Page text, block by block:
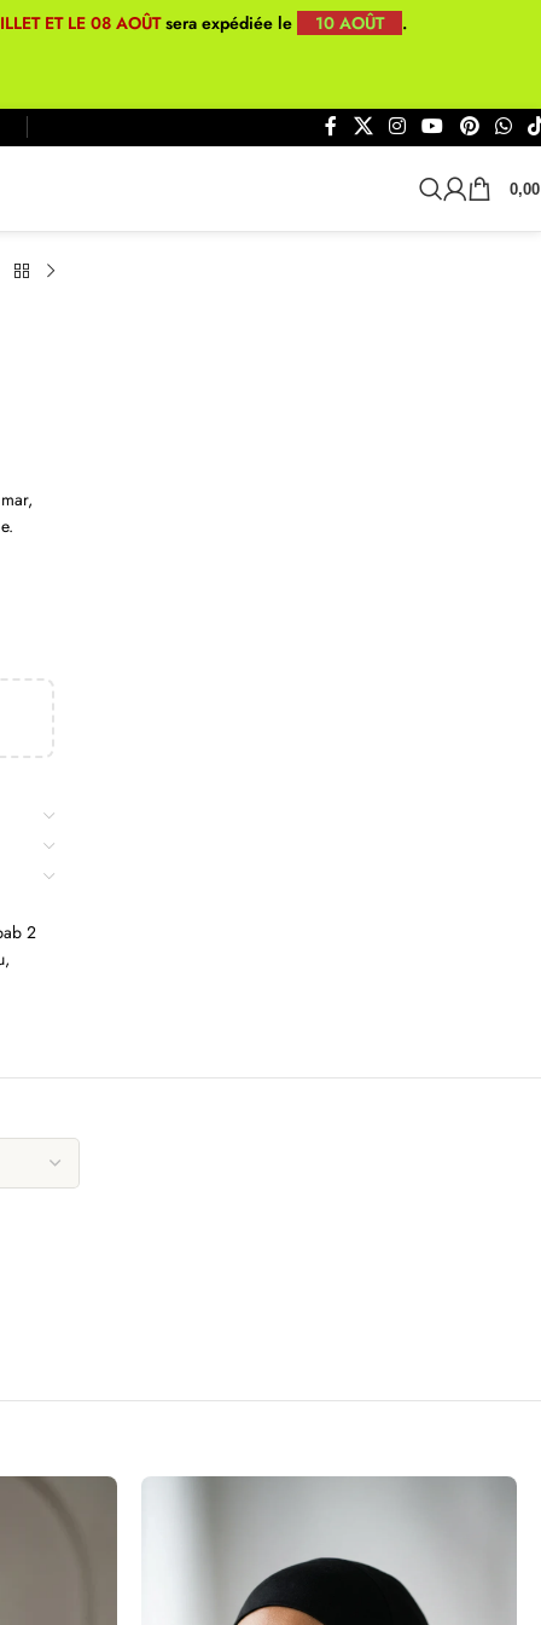
ET LE 08 AOÛTsera expédiée le 10 AOÛT .
2
,